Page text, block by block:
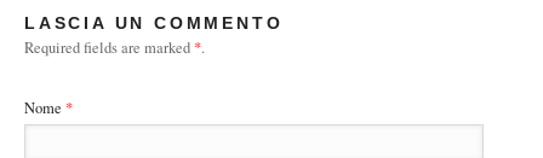
LASCIA UN COMMENTO
Required fields are marked *.
Nome *